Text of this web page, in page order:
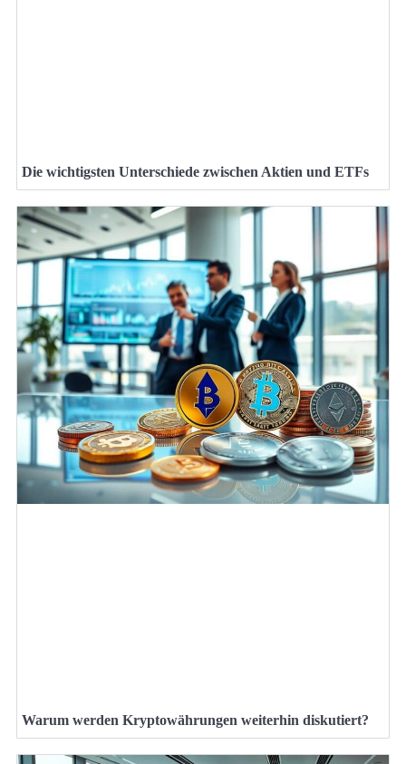
Die wichtigsten Unterschiede zwischen Aktien und ETFs
Warum werden Kryptowährungen weiterhin diskutiert?